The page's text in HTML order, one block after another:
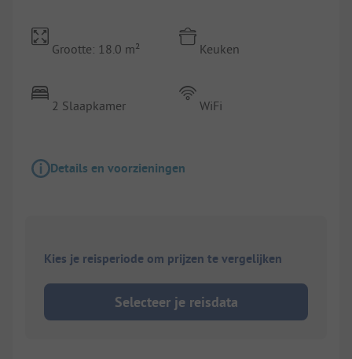
Grootte: 18.0 m²
2 Slaapkamer
Keuken
WiFi
Details en voorzieningen
Kies je reisperiode om prijzen te vergelijken
Selecteer je reisdata